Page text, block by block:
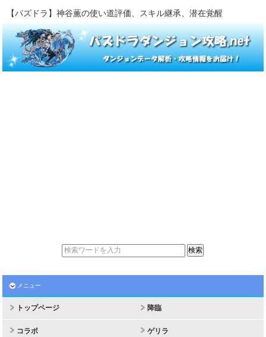
【パズドラ】神谷薫の使い道評価、スキル継承、潜在覚醒
メニュー
トップページ 降臨
コラボ ゲリラ